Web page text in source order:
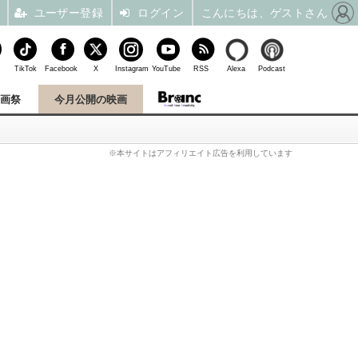
祭 今月公開の映画
※本サイトはアフィリエイト広告を利用しています
TikTok Facebook X Instagram YouTube RSS Alexa Podcast
ユーザー登録 ログイン こんにちは、ゲストさん